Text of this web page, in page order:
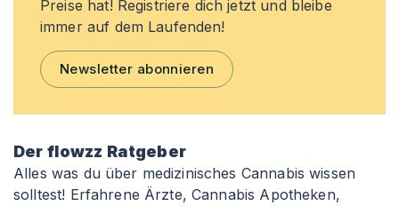
Preise hat! Registriere dich jetzt und bleibe
immer auf dem Laufenden!
Newsletter abonnieren
Der flowzz Ratgeber
Alles was du über medizinisches Cannabis wissen
solltest! Erfahrene Ärzte, Cannabis Apotheken,